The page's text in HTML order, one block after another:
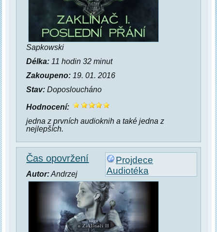
Sapkowski
Délka: 11 hodin 32 minut
Zakoupeno: 19. 01. 2016
Stav: Doposloucháno
Hodnocení:
jedna z prvních audioknih a také jedna z
nejlepších.
Projdece
Audiotéka
Čas opovržení
Autor:Andrzej